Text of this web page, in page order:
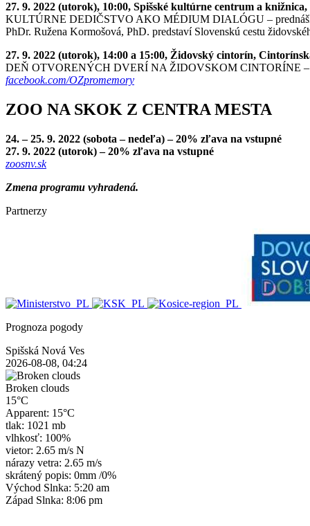
27. 9. 2022 (utorok), 10:00, Spišské kultúrne centrum a
KULTÚRNE DEDIČSTVO AKO MÉDIUM DIALÓGU –
PhDr. Ružena Kormošová, PhD. predstaví Slovenskú cestu
27. 9. 2022 (utorok), 14:00 a 15:00, Židovský cintorín,
DEŇ OTVORENÝCH DVERÍ NA ŽIDOVSKOM CINTORÍNE –
facebook.com/OZpromemory
ZOO NA SKOK Z CENTRA MESTA
24. – 25. 9. 2022 (sobota – nedeľa) – 20% zľava na vstupné
27. 9. 2022 (utorok) – 20% zľava na vstupné
zoosnv.sk
Zmena programu vyhradená.
Partnerzy
Prognoza pogody
Spišská Nová Ves
2026-08-08, 04:24
Broken clouds
15°C
Apparent: 15°C
tlak: 1021 mb
vlhkosť: 100%
vietor: 2.65 m/s N
nárazy vetra: 2.65 m/s
skrátený popis: 0mm /0%
Východ Slnka: 5:20 am
Západ Slnka: 8:06 pm